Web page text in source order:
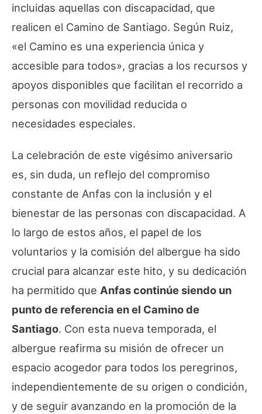
incluidas aquellas con discapacidad, que
realicen el Camino de Santiago. Según Ruiz,
«el Camino es una experiencia única y
accesible para todos», gracias a los recursos y
apoyos disponibles que facilitan el recorrido a
personas con movilidad reducida o
necesidades especiales.
La celebración de este vigésimo aniversario
es, sin duda, un reflejo del compromiso
constante de Anfas con la inclusión y el
bienestar de las personas con discapacidad. A
lo largo de estos años, el papel de los
voluntarios y la comisión del albergue ha sido
crucial para alcanzar este hito, y su dedicación
ha permitido que Anfas continúe siendo un
punto de referencia en el Camino de
Santiago. Con esta nueva temporada, el
albergue reafirma su misión de ofrecer un
espacio acogedor para todos los peregrinos,
independientemente de su origen o condición,
y de seguir avanzando en la promoción de la